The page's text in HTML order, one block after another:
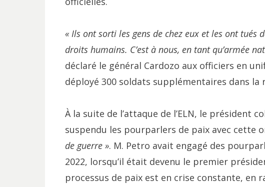
« Ils ont sorti les gens de chez eux et les ont tués
droits humains. C’est à nous, en tant qu’armée
déclaré le général Cardozo aux officiers en
déployé 300 soldats supplémentaires dans la
À la suite de l’attaque de l’ELN, le président
suspendu les pourparlers de paix avec cette
de guerre ». M. Petro avait engagé des
2022, lorsqu’il était devenu le premier
processus de paix est en crise constante, en